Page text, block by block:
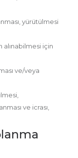
yürütülmesi
için
ve/veya
ve icrası,